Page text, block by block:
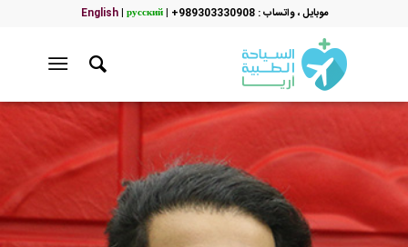
موبایل ، واتساب : 989303330908+ |
English| русский